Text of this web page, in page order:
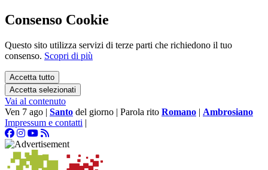
Consenso Cookie
Questo sito utilizza servizi di terze parti che richiedono il tuo
consenso. Scopri di più
Accetta tutto
Accetta selezionati
Vai al contenuto
Ven 7 ago | Santo del giorno | Parola rito Romano | Ambrosiano
Impressum e contatti |